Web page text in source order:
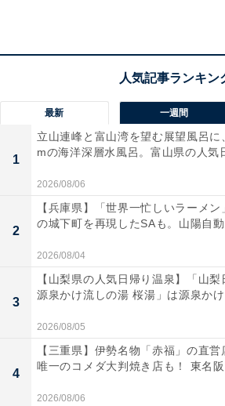
「妻湯」の口コミは？
「妻湯」には以下のような口コミが
圧倒的な広さを誇る内湯や、中
がる開放的な露天風呂など、お
きく自然との一体感を楽しみな
最新 一週間
1
立山連峰と富山湾を望む展望風呂に
mの海洋深層水風呂。富山県の人気
2026/08/06
2
【兵庫県】「世界一忙しいラーメン
の城下町を再現したSAも。山陽自動
2026/08/04
3
【山梨県の人気日帰り温泉】「山梨
源泉かけ流しの湯 桜湯」は源泉かけ
2026/08/05
4
【三重県】伊勢名物「赤福」の直営
唯一のコメダ大判焼き店も！ 東名阪
2026/08/06